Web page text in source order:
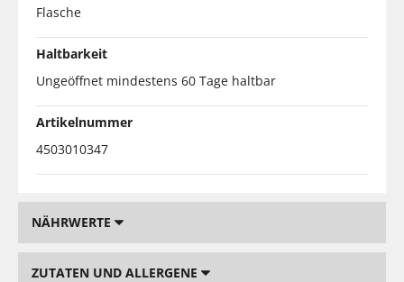
Flasche
Haltbarkeit
Ungeöffnet mindestens 60 Tage haltbar
Artikelnummer
4503010347
NÄHRWERTE
ZUTATEN UND ALLERGENE